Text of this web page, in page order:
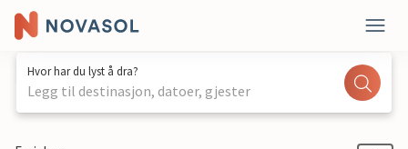
Hvor har du lyst å dra?
Legg til destinasjon, datoer, gjester
1 / 60